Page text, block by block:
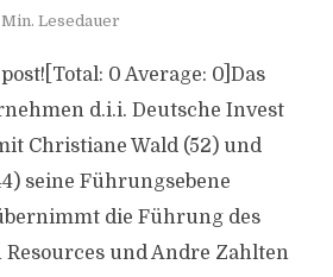
Lesedauer
0 Average: 0]Das
d.i.i. Deutsche Invest
Christiane Wald (52) und
seine Führungsebene
die Führung des
und Andre Zahlten